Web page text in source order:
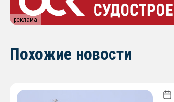
реклама
Похожие новости